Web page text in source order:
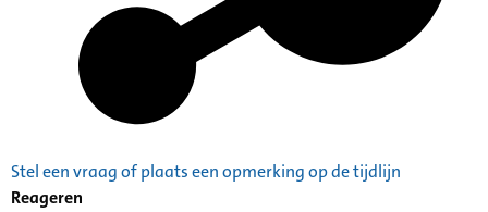
Stel een vraag of plaats een opmerking op de tijdlijn
Reageren